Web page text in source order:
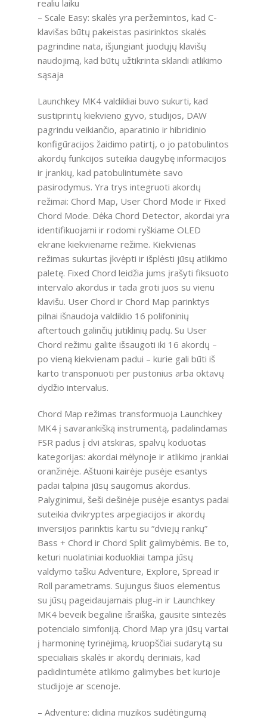
realiu laiku
– Scale Easy: skalės yra peržemintos, kad C-
klavišas būtų pakeistas pasirinktos skalės
pagrindine nata, išjungiant juodųjų klavišų
naudojimą, kad būtų užtikrinta sklandi atlikimo
sąsaja
Launchkey MK4 valdikliai buvo sukurti, kad
sustiprintų kiekvieno gyvo, studijos, DAW
pagrindu veikiančio, aparatinio ir hibridinio
konfigūracijos žaidimo patirtį, o jo patobulintos
akordų funkcijos suteikia daugybę informacijos
ir įrankių, kad patobulintumėte savo
pasirodymus. Yra trys integruoti akordų
režimai: Chord Map, User Chord Mode ir Fixed
Chord Mode. Dėka Chord Detector, akordai yra
identifikuojami ir rodomi ryškiame OLED
ekrane kiekviename režime. Kiekvienas
režimas sukurtas įkvėpti ir išplėsti jūsų atlikimo
paletę. Fixed Chord leidžia jums įrašyti fiksuoto
intervalo akordus ir tada groti juos su vienu
klavišu. User Chord ir Chord Map parinktys
pilnai išnaudoja valdiklio 16 polifoninių
aftertouch galinčių jutiklinių padų. Su User
Chord režimu galite išsaugoti iki 16 akordų –
po vieną kiekvienam padui – kurie gali būti iš
karto transponuoti per pustonius arba oktavų
dydžio intervalus.
Chord Map režimas transformuoja Launchkey
MK4 į savarankišką instrumentą, padalindamas
FSR padus į dvi atskiras, spalvų koduotas
kategorijas: akordai mėlynoje ir atlikimo įrankiai
oranžinėje. Aštuoni kairėje pusėje esantys
padai talpina jūsų saugomus akordus.
Palyginimui, šeši dešinėje pusėje esantys padai
suteikia dvikryptes arpegiacijos ir akordų
inversijos parinktis kartu su “dviejų rankų”
Bass + Chord ir Chord Split galimybėmis. Be to,
keturi nuolatiniai koduokliai tampa jūsų
valdymo tašku Adventure, Explore, Spread ir
Roll parametrams. Sujungus šiuos elementus
su jūsų pageidaujamais plug-in ir Launchkey
MK4 beveik begaline išraiška, gausite sintezės
potencialo simfoniją. Chord Map yra jūsų vartai
į harmoninę tyrinėjimą, kruopščiai sudarytą su
specialiais skalės ir akordų deriniais, kad
padidintumėte atlikimo galimybes bet kurioje
studijoje ar scenoje.
– Adventure: didina muzikos sudėtingumą